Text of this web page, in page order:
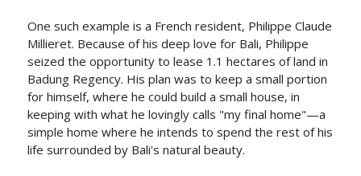
One such example is a French resident, Philippe Claude
Millieret. Because of his deep love for Bali, Philippe
seized the opportunity to lease 1.1 hectares of land in
Badung Regency. His plan was to keep a small portion
for himself, where he could build a small house, in
keeping with what he lovingly calls "my final home"—a
simple home where he intends to spend the rest of his
life surrounded by Bali's natural beauty.